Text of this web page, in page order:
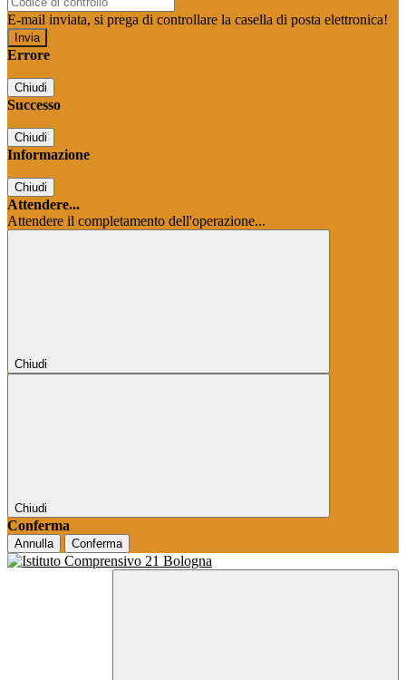
E-mail inviata, si prega di controllare la casella di posta elettronica!
Errore
Chiudi
Successo
Chiudi
Informazione
Chiudi
Attendere...
Attendere il completamento dell'operazione...
Chiudi
Chiudi
Conferma
Annulla Conferma